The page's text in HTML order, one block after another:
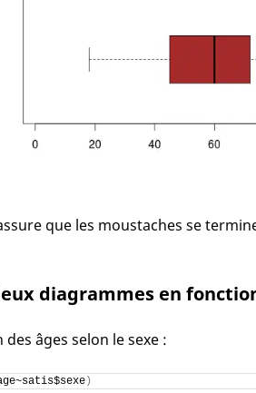
que les moustaches se
diagrammes en
âges selon le sexe :
)